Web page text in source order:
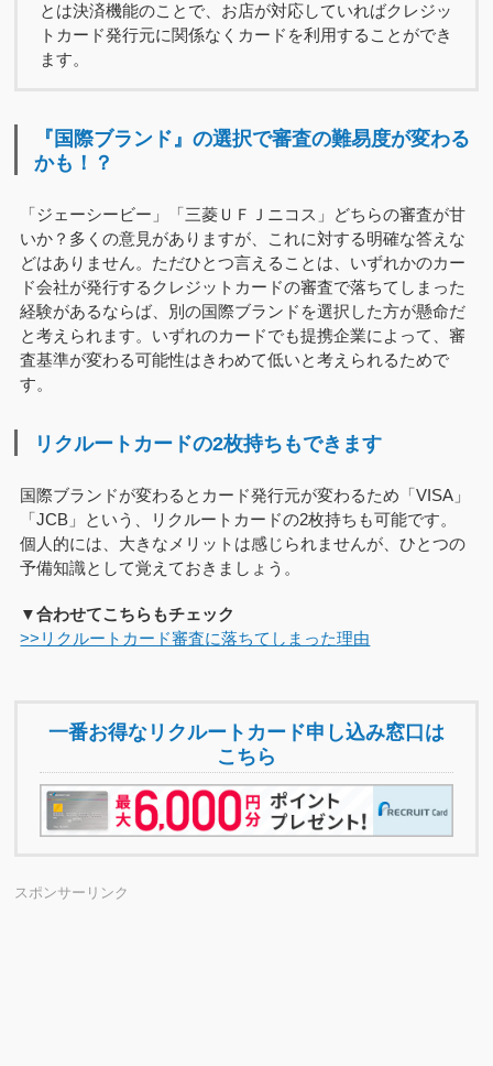
とは決済機能のことで、お店が対応していればクレジッ
トカード発行元に関係なくカードを利用することができ
ます。
『国際ブランド』の選択で審査の難易度が変わる
かも！？
「ジェーシービー」「三菱ＵＦＪニコス」どちらの審査が甘
いか？多くの意見がありますが、これに対する明確な答えな
どはありません。ただひとつ言えることは、いずれかのカー
ド会社が発行するクレジットカードの審査で落ちてしまった
経験があるならば、別の国際ブランドを選択した方が懸命だ
と考えられます。いずれのカードでも提携企業によって、審
査基準が変わる可能性はきわめて低いと考えられるためで
す。
リクルートカードの2枚持ちもできます
国際ブランドが変わるとカード発行元が変わるため「VISA」
「JCB」という、リクルートカードの2枚持ちも可能です。
個人的には、大きなメリットは感じられませんが、ひとつの
予備知識として覚えておきましょう。
▼合わせてこちらもチェック
>>リクルートカード審査に落ちてしまった理由
一番お得なリクルートカード申し込み窓口は
こちら
スポンサーリンク